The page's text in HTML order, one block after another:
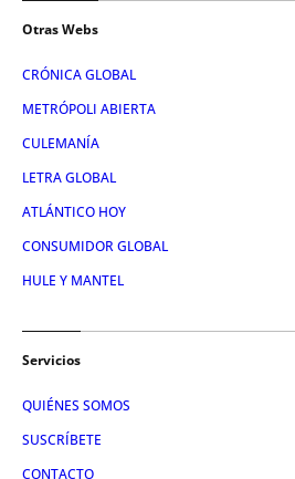
Otras Webs
CRÓNICA GLOBAL
METRÓPOLI ABIERTA
CULEMANÍA
LETRA GLOBAL
ATLÁNTICO HOY
CONSUMIDOR GLOBAL
HULE Y MANTEL
Servicios
QUIÉNES SOMOS
SUSCRÍBETE
CONTACTO